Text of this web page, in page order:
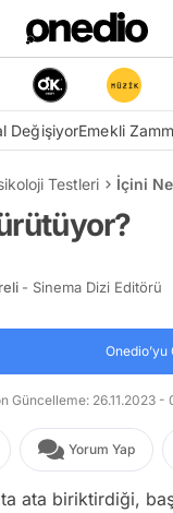
DeğişiyorEmekli
Testleri İçini
- Sinema Dizi Editörü
Güncelleme: 26.11.2023 -
Yorum Yap
ata biriktirdiği,